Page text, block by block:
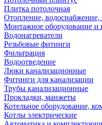
Плитка потолочная
Отопление, водоснабжение,
Монтажное оборудование и
Водонагреватели
Резьбовые фитинги
Фильтрация
Водоотведение
Люки канализационные
Фитинги для канализации
Трубы канализационные
Прокладки, манжеты
Котельное оборудование,
Котлы электрические